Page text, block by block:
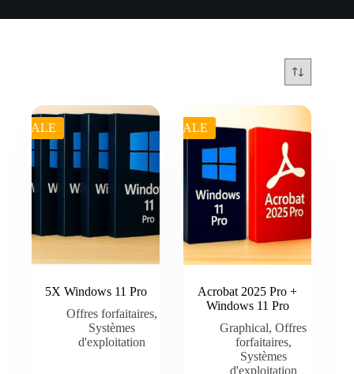
SALE
5X Windows 11 Pro
Offres forfaitaires,
Systèmes
d'exploitation
SALE
Acrobat 2025 Pro +
Windows 11 Pro
Graphical,Offres
forfaitaires,
Systèmes
d'exploitation